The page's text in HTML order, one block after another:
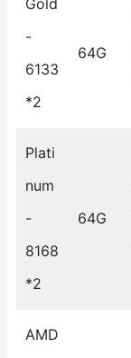
Gold
-
6133
*2
64G
Plati
num
-
8168
*2
64G
AMD